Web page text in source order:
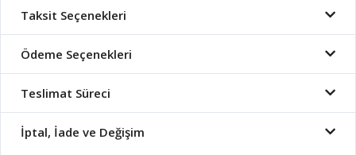
Taksit Seçenekleri
Ödeme Seçenekleri
Teslimat Süreci
İptal, İade ve Değişim